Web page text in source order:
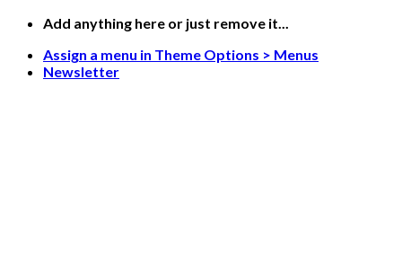
Skip
content
Add anything here or just remove it...
Assign a menu in Theme Options > Menus
Newsletter